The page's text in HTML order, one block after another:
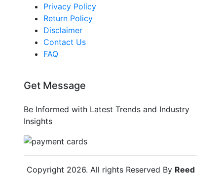
Privacy Policy
Return Policy
Disclaimer
Contact Us
FAQ
Get Message
Be Informed with Latest Trends and Industry
Insights
Copyright 2026. All rights Reserved By Reed